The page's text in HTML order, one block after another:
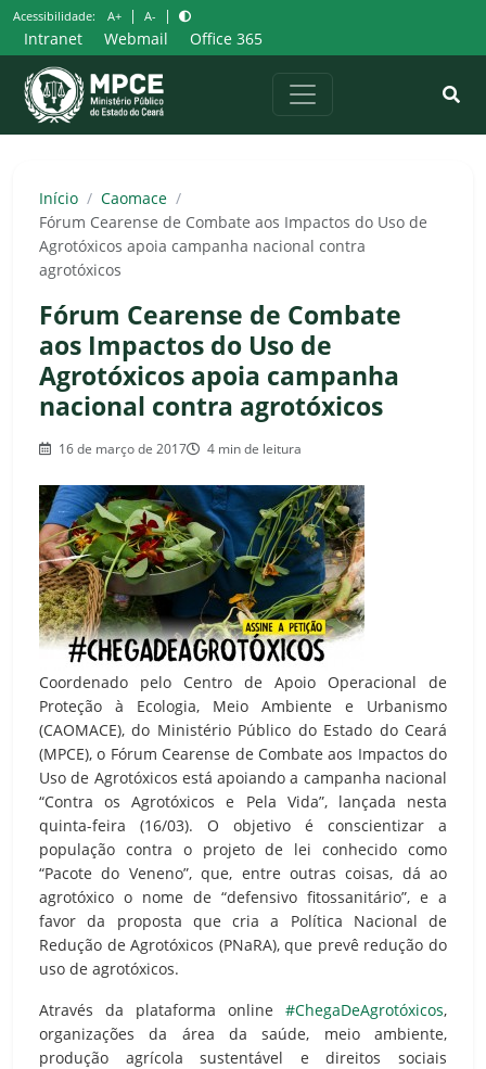
Pular
para
o
conteúdo
Acessibilidade: A+ | A- |
Intranet Webmail Office 365
Início / Caomace /
Fórum Cearense de Combate aos Impactos do Uso de
Agrotóxicos apoia campanha nacional contra
agrotóxicos
Fórum Cearense de Combate
aos Impactos do Uso de
Agrotóxicos apoia campanha
nacional contra agrotóxicos
16 de março de 2017 4 min de leitura
Coordenado pelo Centro de Apoio Operacional de
Proteção à Ecologia, Meio Ambiente e Urbanismo
(CAOMACE), do Ministério Público do Estado do Ceará
(MPCE), o Fórum Cearense de Combate aos Impactos do
Uso de Agrotóxicos está apoiando a campanha nacional
“Contra os Agrotóxicos e Pela Vida”, lançada nesta
quinta-feira (16/03). O objetivo é conscientizar a
população contra o projeto de lei conhecido como
“Pacote do Veneno”, que, entre outras coisas, dá ao
agrotóxico o nome de “defensivo fitossanitário”, e a
favor da proposta que cria a Política Nacional de
Redução de Agrotóxicos (PNaRA), que prevê redução do
uso de agrotóxicos.
Através da plataforma online #ChegaDeAgrotóxicos,
organizações da área da saúde, meio ambiente,
produção agrícola sustentável e direitos sociais